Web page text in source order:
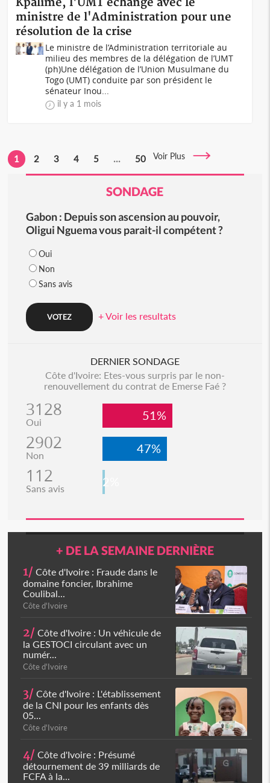
ministre de l'Administration pour une
résolution de la crise
Le ministre de l’Administration territoriale au
milieu des membres de la délégation de l’UMT
(ph)Une délégation de l’Union Musulmane du
Togo (UMT) conduite par son président le
sénateur Inou...
il y a 1 mois
1 2 3 4 5 ... 50 Voir Plus
SONDAGE
Gabon : Depuis son ascension au pouvoir,
Oligui Nguema vous parait-il compétent ?
Oui
Non
Sans avis
+ Voir les resultats
DERNIER SONDAGE
Côte d'Ivoire: Etes-vous surpris par le non-
renouvellement du contrat de Emerse Faé ?
3128
Oui 51%
2902
Non 47%
112
Sans avis 2%
+ DE LA SEMAINE DERNIÈRE
1/ Côte d'Ivoire : Fraude dans le
domaine foncier, Ibrahime
Coulibal...
Côte d'Ivoire
2/ Côte d'Ivoire : Un véhicule de
la GESTOCI circulant avec un
numér...
Côte d'Ivoire
3/ Côte d'Ivoire : L'établissement
de la CNI pour les enfants dès
05...
Côte d'Ivoire
4/ Côte d'Ivoire : Présumé
détournement de 39 milliards de
FCFA à la...